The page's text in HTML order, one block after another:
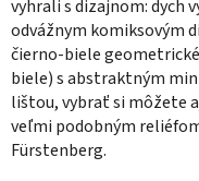
vyhrali s dizajnom: dych
odvážnym komiksovým
čierno-biele
biele) s abstraktným
lištou, vybrať si môžete
veľmi podobným
Fürstenberg.